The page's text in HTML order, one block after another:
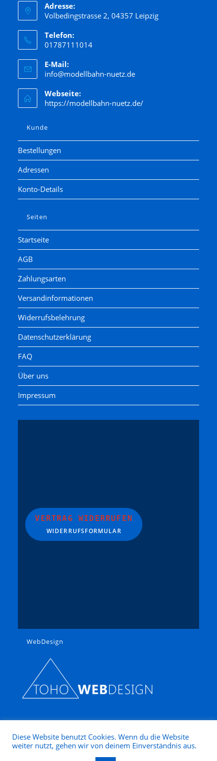
Adresse:
Volbedingstrasse 2, 04357 Leipzig
Telefon:
01787111014
E-Mail:
info@modellbahn-nuetz.de
Webseite:
https://modellbahn-nuetz.de/
Kunde
Bestellungen
Adressen
Konto-Details
Seiten
Startseite
AGB
Zahlungsarten
Versandinformationen
Widerrufsbelehrung
Datenschutzerklärung
FAQ
Über uns
Impressum
VERTRAG WIDERRUFEN
WIDERRUFSFORMULAR
WebDesign
Diese Website benutzt Cookies. Wenn du die Website
weiter nutzt, gehen wir von deinem Einverständnis aus.